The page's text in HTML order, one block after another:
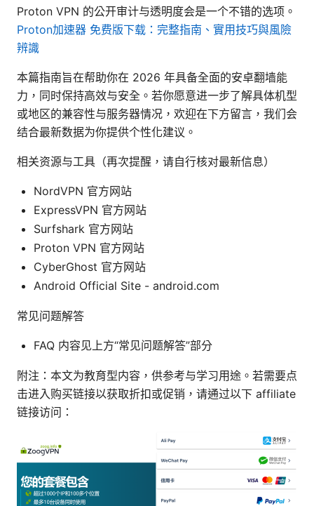
Proton VPN 的公开审计与透明度会是一个不错的选项。
Proton加速器 免费版下载：完整指南、實用技巧與風險
辨識
本篇指南旨在帮助你在 2026 年具备全面的安卓翻墙能
力，同时保持高效与安全。若你愿意进一步了解具体机型
或地区的兼容性与服务器情况，欢迎在下方留言，我们会
结合最新数据为你提供个性化建议。
相关资源与工具（再次提醒，请自行核对最新信息）
NordVPN 官方网站
ExpressVPN 官方网站
Surfshark 官方网站
Proton VPN 官方网站
CyberGhost 官方网站
Android Official Site - android.com
常见问题解答
FAQ 内容见上方“常见问题解答”部分
附注：本文为教育型内容，供参考与学习用途。若需要点
击进入购买链接以获取折扣或促销，请通过以下 affiliate
链接访问：